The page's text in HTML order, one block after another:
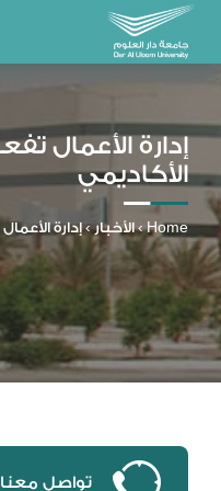
نظام إدارة التعلم
MYLMS
نظام معلومات
MTSIS
MYHRM
نظام التواصل
MYACS
EMAIL
المكتبة الرقمية
إدارة الأعمال
الأكاديمي
Home
› الأخبار ›إدارة
تواصل معنا